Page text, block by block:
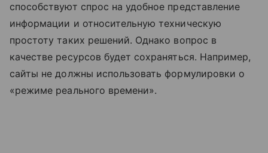
способствуют спрос на удобное представление
информации и относительную техническую
простоту таких решений. Однако вопрос в
качестве ресурсов будет сохраняться. Например,
сайты не должны использовать формулировки о
«режиме реального времени».